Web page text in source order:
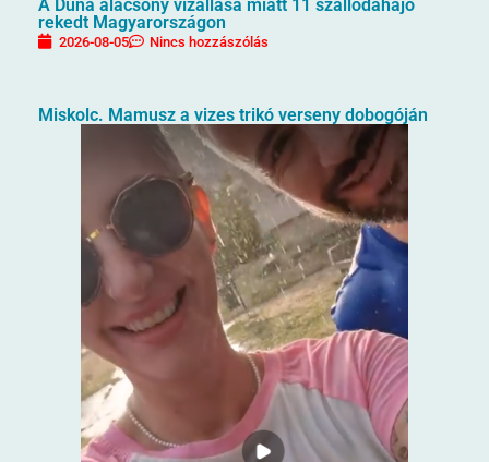
A Duna alacsony vízállása miatt 11 szállodahajó
rekedt Magyarországon
2026-08-05 Nincs hozzászólás
Miskolc. Mamusz a vizes trikó verseny dobogóján